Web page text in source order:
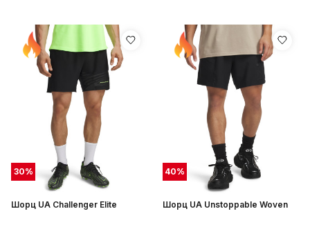
30%
Шорц UA Challenger Elite
40%
Шорц UA Unstoppable Woven